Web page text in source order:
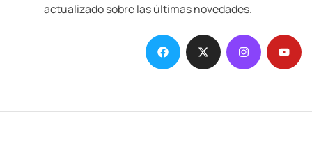
actualizado sobre las últimas novedades.